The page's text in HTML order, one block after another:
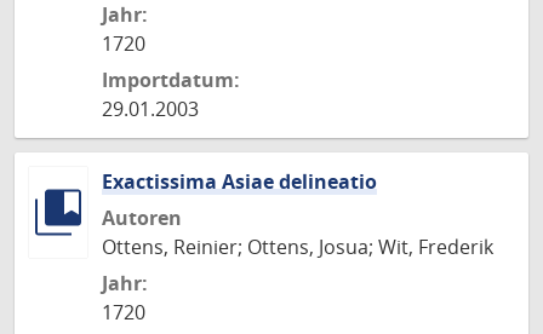
Jahr:
1720
Importdatum:
29.01.2003
Exactissima Asiae delineatio
Autoren
Ottens, Reinier; Ottens, Josua; Wit, Frederik
Jahr:
1720